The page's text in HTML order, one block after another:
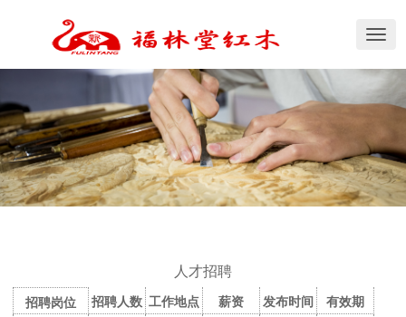
切
导
航
人才招聘
招聘岗位 招聘人数 工作地点 薪资 发布时间
有效期